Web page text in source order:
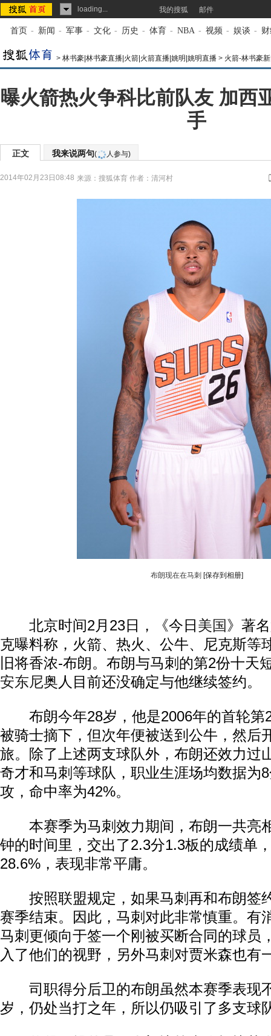
loading... 我的搜狐 邮件
首页 - 新闻 - 军事 - 文化 - 历史 - 体育 - NBA - 视频 - 娱谈 -
> 林书豪|林书豪直播|火箭|火箭直播|姚明|姚明直播 > 火箭-林书豪
曝火箭热火争科比前队友 加西
手
正文 我来说两句( 人参与)
2014年02月23日08:48 来源： 搜狐体育 作者：清河村
布朗现在在马刺 [保存到相册]
北京时间2月23日，《今日 美国 》著名
克曝料称，火箭、热火、公牛、尼克斯等
旧将香浓-布朗。布朗与马刺的第2份十天
安东尼奥人目前还没确定与他继续签约。
布朗今年28岁，他是2006年的首轮第
被骑士摘下，但次年便被送到公牛，然后
旅。除了上述两支球队外，布朗还效力过
奇才和马刺等球队，职业生涯场均数据为
攻，命中率为42%。
本赛季为马刺效力期间，布朗一共亮
钟的时间里，交出了2.3分1.3板的成绩单
28.6%，表现非常平庸。
按照联盟规定，如果马刺再和布朗签
赛季结束。因此，马刺对此非常慎重。有
马刺更倾向于签一个刚被买断合同的球员
入了他们的视野，另外马刺对贾米森也有
司职得分后卫的布朗虽然本赛季表现
岁，仍处当打之年，所以仍吸引了多支球